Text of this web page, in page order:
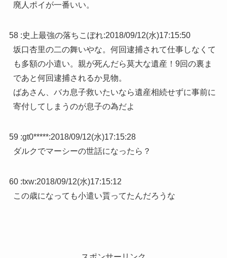
廃人ポイが一番いい。
58 :史上最強の落ちこぼれ:2018/09/12(水)17:15:50
坂口杏里の二の舞いやな。何回逮捕されて仕事しなくて
も多額の小遣い。親が死んだら莫大な遺産！9回の裏ま
であと何回逮捕されるか見物。
ばあさん、バカ息子救いたいなら遺産相続せずに事前に
寄付してしまうのが息子の為だよ
59 :gt0*****:2018/09/12(水)17:15:28
ダルクでマーシーの世話になったら？
60 :txw:2018/09/12(水)17:15:12
この歳になっても小遣い貰ってたんだろうな